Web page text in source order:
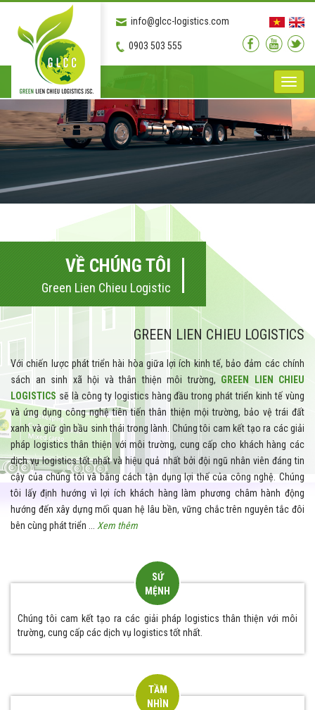
0903 503 555
info@glcc-logistics.com
Toggle
VỀ CHÚNG TÔI
Green Lien Chieu Logistic
GREEN LIEN CHIEU LOGISTICS
Với chiến lược phát triển hài hòa giữa lợi ích kinh tế, bảo đảm các chính
sách an sinh xã hội và thân thiện môi trường, GREEN LIEN CHIEU
LOGISTICS sẽ là công ty logistics hàng đầu trong phát triển kinh tế vùng
và ứng dụng công nghệ tiên tiến thân thiện mội trường, bảo vệ trái đất
xanh và giữ gìn bầu sinh thái trong lành. Chúng tôi cam kết tạo ra các giải
pháp logistics thân thiện với môi trường, cung cấp cho khách hàng các
dịch vụ logistics tốt nhất và hiệu quả nhất bởi đội ngũ nhân viên đáng tin
cậy của chúng tôi và bằng cách tận dụng lợi thế của công nghệ. Chúng
tôi
lấy định hướng vì lợi ích khách hàng làm phương châm hành động
hướng đến xây dựng mối quan hệ lâu bền, vững chắc trên nguyên tắc đôi
bên cùng phát triển ... Xem thêm
SỨ
MỆNH
Chúng tôi cam kết tạo ra các giải pháp logistics thân thiện với môi
trường, cung cấp các dịch vụ logistics tốt nhất.
TẦM
NHÌN